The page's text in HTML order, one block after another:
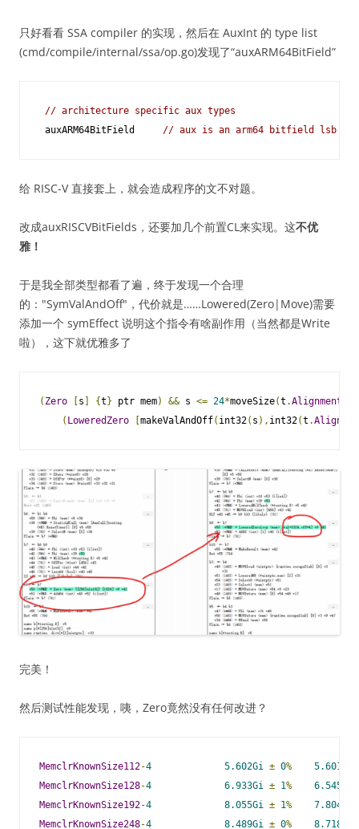
只好看看 SSA compiler 的实现，然后在 AuxInt 的 type list
(cmd/compile/internal/ssa/op.go)发现了“auxARM64BitField”
// architecture specific aux types
auxARM64BitField // aux is an arm64 bitfield lsb
给 RISC-V 直接套上，就会造成程序的文不对题。
改成auxRISCVBitFields，还要加几个前置CL来实现。这不优
雅！
于是我全部类型都看了遍，终于发现一个合理
的："SymValAndOff"，代价就是……Lowered(Zero|Move)需要
添加一个 symEffect 说明这个指令有啥副作用（当然都是Write
啦），这下就优雅多了
( Zero s {t } ptr mem) && s <= 24*moveSize(t .Alignment
( LoweredZero makeValAndOff( int32( s ), int32(t .
完美！
然后测试性能发现，咦，Zero竟然没有任何改进？
MemclrKnownSize112-4 5.602Gi ± 0%
5.601Gi
MemclrKnownSize128-4 6.933Gi ± 1%
6.545Gi
MemclrKnownSize192-4 8.055Gi ± 1%
7.804Gi
MemclrKnownSize248-4 8.489Gi ± 0% 8.718Gi